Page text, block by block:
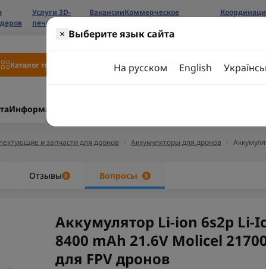
Услуги 3D-
печати
ВакансииКоммерческое
Каталог товаров
Информация
и запчасти для дронов Аккумуляторы для дронов
× Выберите язык сайта
На русском English
Отзывы 0 Вопросы 0
Аккумулятор Li-ion 6s2p Li-
8400 mAh 21.6V Molicel
для FPV дронов